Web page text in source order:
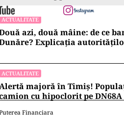
ACTUALITATE
azi, două mâine: de ce
Explicația
ACTUALITATE
majoră în Timiș!
cu hipoclorit pe DN68A
Financiara